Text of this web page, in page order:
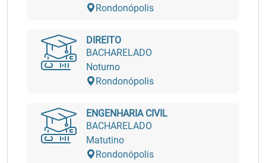
Rondonópolis
DIREITO
BACHARELADO
Noturno
Rondonópolis
ENGENHARIA CIVIL
BACHARELADO
Matutino
Rondonópolis